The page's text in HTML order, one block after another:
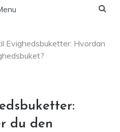
Evighedsbuketter: Hvordan
du den